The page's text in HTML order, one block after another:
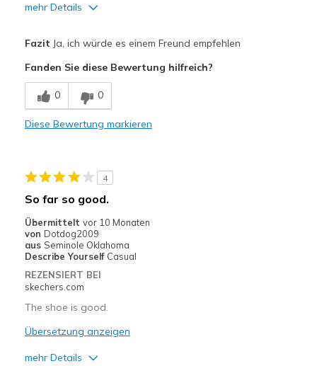
mehr Details
Stylish
Geeignete Verwendung
Travel
Sizing
Feels half size too big
View On Shoes
Fazit Ja, ich würde es einem Freund empfehlen
Fanden Sie diese Bewertung hilfreich?
0 0
Diese Bewertung markieren
4
So far so good.
Übermittelt vor 10 Monaten
von Dotdog2009
aus Seminole Oklahoma
Describe Yourself Casual
REZENSIERT BEI
skechers.com
The shoe is good.
Übersetzung anzeigen
mehr Details